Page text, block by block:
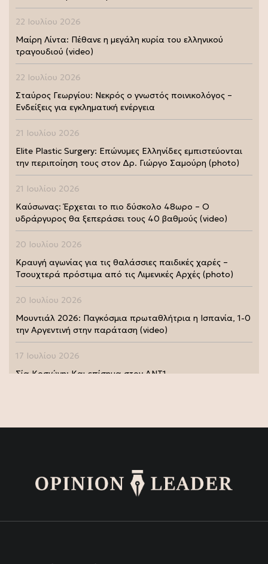
22 Ιουλίου 2026
Μαίρη Λίντα: Πέθανε η μεγάλη κυρία του ελληνικού
τραγουδιού (video)
22 Ιουλίου 2026
Σταύρος Γεωργίου: Νεκρός ο γνωστός ποινικολόγος –
Ενδείξεις για εγκληματική ενέργεια
21 Ιουλίου 2026
Elite Plastic Surgery: Επώνυμες Ελληνίδες εμπιστεύονται
την περιποίηση τους στον Δρ. Γιώργο Σαμούρη (photo)
21 Ιουλίου 2026
Καύσωνας: Έρχεται το πιο δύσκολο 48ωρο – Ο
υδράργυρος θα ξεπεράσει τους 40 βαθμούς (video)
20 Ιουλίου 2026
Κραυγή αγωνίας για τις θαλάσσιες παιδικές χαρές –
Τσουχτερά πρόστιμα από τις Λιμενικές Αρχές (photo)
20 Ιουλίου 2026
Μουντιάλ 2026: Παγκόσμια πρωταθλήτρια η Ισπανία, 1-0
την Αργεντινή στην παράταση (video)
17 Ιουλίου 2026
Σία Κοσιώνη: Και επίσημα στον ΑΝΤ1
της Μάρως Κοντού (photo)
Μάρω Κοντού: Πέθανε η σπουδαία ηθοποιός (video)